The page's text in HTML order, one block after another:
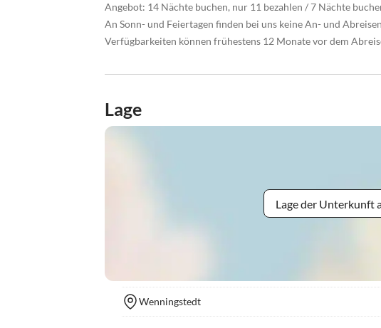
Angebot: 14 Nächte buchen, nur 11 bezahlen / 7 Nächte
An Sonn- und Feiertagen finden bei uns keine An- und
Verfügbarkeiten können frühestens 12 Monate vor dem
Lage
Lage der Unterkunft
Wenningstedt